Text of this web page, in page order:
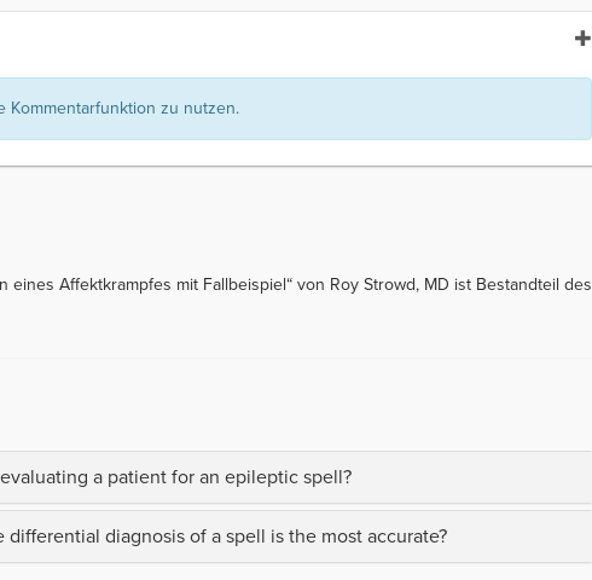
Kommentarfunktion zu nutzen.
eines Affektkrampfes mit Fallbeispiel“ von Roy Strowd, MD ist Bestandteil des
a patient for an epileptic spell?
diagnosis of a spell is the most accurate?